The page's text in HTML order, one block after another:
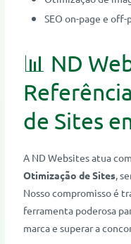
SEO on-page e
📊 ND
de Sites
A ND Websites atua
Otimização de Sites,
Nosso compromisso é
ferramenta poderosa
marca e superar a